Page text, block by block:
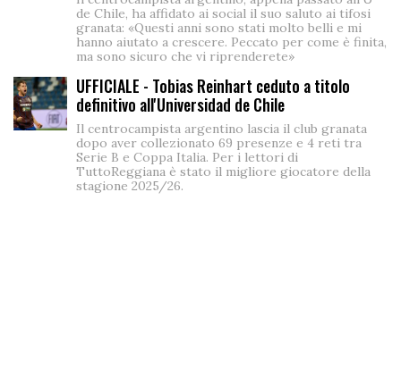
de Chile, ha affidato ai social il suo saluto ai tifosi
granata: «Questi anni sono stati molto belli e mi
hanno aiutato a crescere. Peccato per come è finita,
ma sono sicuro che vi riprenderete»
UFFICIALE - Tobias Reinhart ceduto a titolo
definitivo all'Universidad de Chile
Il centrocampista argentino lascia il club granata
dopo aver collezionato 69 presenze e 4 reti tra
Serie B e Coppa Italia. Per i lettori di
TuttoReggiana è stato il migliore giocatore della
stagione 2025/26.